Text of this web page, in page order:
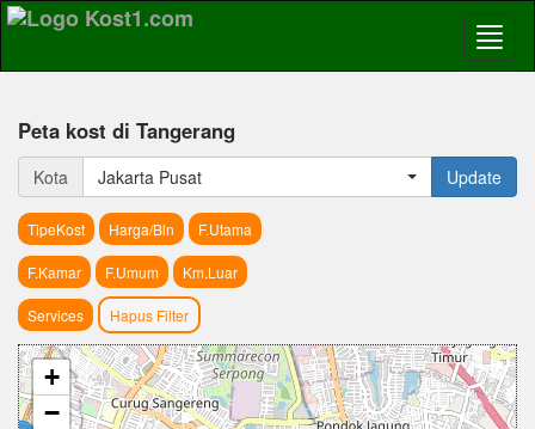
Peta kost di Tangerang
Kota Jakarta Pusat Update
TipeKost Harga/Bln F.Utama
F.Kamar F.Umum Km.Luar
Services Hapus Filter
+
−